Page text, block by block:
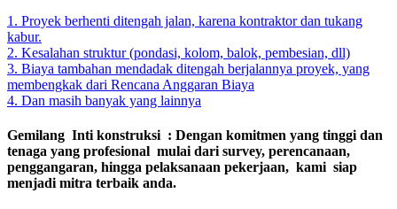
1. Proyek berhenti ditengah jalan, karena kontraktor dan tukang
kabur.
2. Kesalahan struktur (pondasi, kolom, balok, pembesian, dll)
3. Biaya tambahan mendadak ditengah berjalannya proyek, yang
membengkak dari Rencana Anggaran Biaya
4. Dan masih banyak yang lainnya
Gemilang Inti konstruksi : Dengan komitmen yang tinggi dan
tenaga yang profesional mulai dari survey, perencanaan,
penggangaran, hingga pelaksanaan pekerjaan, kami siap
menjadi mitra terbaik anda.